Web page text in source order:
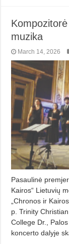
muzika
March 14, 2026
Pasaulinė
Kairos“ Lietuvių
„Chronos ir
p. Trinity
College Dr.,
koncerto dalyje